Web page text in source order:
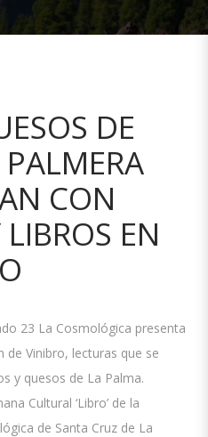
DE
CON
EN
23 La Cosmológica presenta
de Vinibro, lecturas que se
y quesos de La Palma.
Cultural ‘Libro’ de la
de Santa Cruz de La